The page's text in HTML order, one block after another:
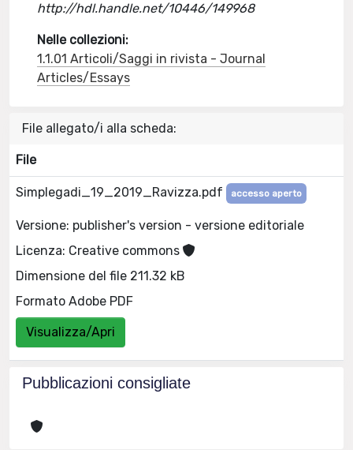
http://hdl.handle.net/10446/149968
Nelle collezioni:
1.1.01 Articoli/Saggi in rivista - Journal
Articles/Essays
File allegato/i alla scheda:
File
Simplegadi_19_2019_Ravizza.pdf accesso aperto
Versione: publisher's version - versione editoriale
Licenza: Creative commons
Dimensione del file 211.32 kB
Formato Adobe PDF
Visualizza/Apri
Pubblicazioni consigliate